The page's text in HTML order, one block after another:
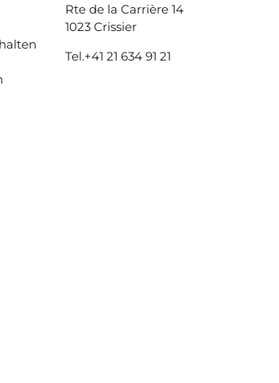
Rte de la Carrière 14
1023 Crissier
Tel.+41 21 634 91 21